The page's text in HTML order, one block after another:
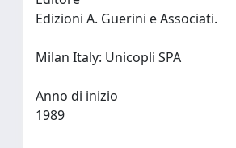
Edizioni A. Guerini e Associati.
Anno di inizio